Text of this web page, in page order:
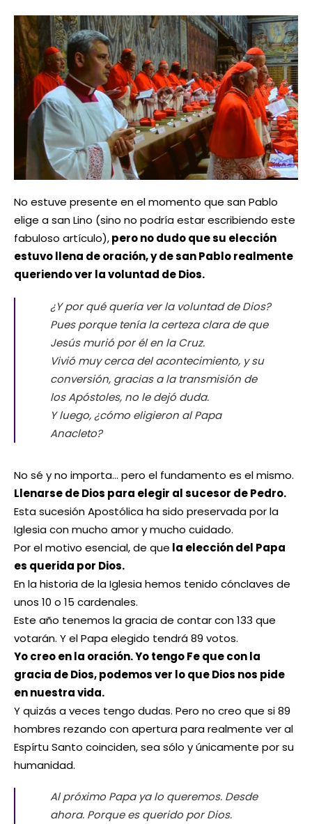
No estuve presente en el momento que san Pablo
elige a san Lino (sino no podría estar escribiendo este
fabuloso artículo),pero no dudo que su elección
estuvo llena de oración, y de san Pablo realmente
queriendo ver la voluntad de Dios.
¿Y por qué quería ver la voluntad de Dios?
Pues porque tenía la certeza clara de que
Jesús murió por él en la Cruz.
Vivió muy cerca del acontecimiento, y su
conversión, gracias a la transmisión de
los Apóstoles, no le dejó duda.
Y luego, ¿cómo eligieron al Papa
Anacleto?
No sé y no importa… pero el fundamento es el mismo.
Llenarse de Dios para elegir al sucesor de Pedro.
Esta sucesión Apostólica ha sido preservada por la
Iglesia con mucho amor y mucho cuidado.
Por el motivo esencial, de que la elección del Papa
es querida por Dios.
En la historia de la Iglesia hemos tenido cónclaves de
unos 10 o 15 cardenales.
Este año tenemos la gracia de contar con 133 que
votarán. Y el Papa elegido tendrá 89 votos.
Yo creo en la oración. Yo tengo Fe que con la
gracia de Dios, podemos ver lo que Dios nos pide
en nuestra vida.
Y quizás a veces tengo dudas. Pero no creo que si 89
hombres rezando con apertura para realmente ver al
Espírtu Santo coinciden, sea sólo y únicamente por su
humanidad.
Al próximo Papa ya lo queremos. Desde
ahora. Porque es querido por Dios.